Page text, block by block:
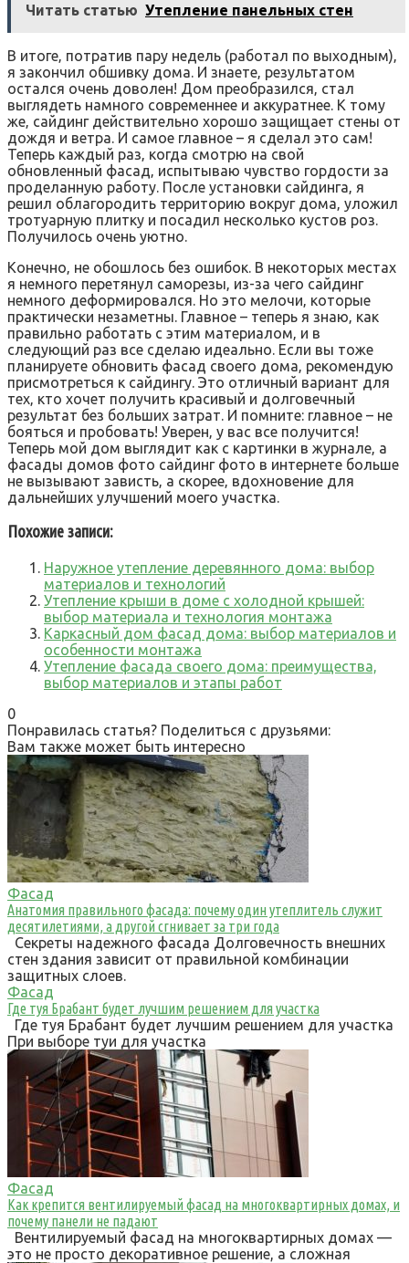
Читать статью Утепление панельных стен
В итоге‚ потратив пару недель (работал по выходным)‚
я закончил обшивку дома. И знаете‚ результатом
остался очень доволен! Дом преобразился‚ стал
выглядеть намного современнее и аккуратнее. К тому
же‚ сайдинг действительно хорошо защищает стены от
дождя и ветра. И самое главное – я сделал это сам!
Теперь каждый раз‚ когда смотрю на свой
обновленный фасад‚ испытываю чувство гордости за
проделанную работу. После установки сайдинга‚ я
решил облагородить территорию вокруг дома‚ уложил
тротуарную плитку и посадил несколько кустов роз.
Получилось очень уютно.
Конечно‚ не обошлось без ошибок. В некоторых местах
я немного перетянул саморезы‚ из-за чего сайдинг
немного деформировался. Но это мелочи‚ которые
практически незаметны. Главное – теперь я знаю‚ как
правильно работать с этим материалом‚ и в
следующий раз все сделаю идеально. Если вы тоже
планируете обновить фасад своего дома‚ рекомендую
присмотреться к сайдингу. Это отличный вариант для
тех‚ кто хочет получить красивый и долговечный
результат без больших затрат. И помните: главное – не
бояться и пробовать! Уверен‚ у вас все получится!
Теперь мой дом выглядит как с картинки в журнале‚ а
фасады домов фото сайдинг фото в интернете больше
не вызывают зависть‚ а скорее‚ вдохновение для
дальнейших улучшений моего участка.
Похожие записи:
Наружное утепление деревянного дома: выбор
материалов и технологий
Утепление крыши в доме с холодной крышей:
выбор материала и технология монтажа
Каркасный дом фасад дома: выбор материалов и
особенности монтажа
Утепление фасада своего дома: преимущества,
выбор материалов и этапы работ
0
Понравилась статья? Поделиться с друзьями:
Вам также может быть интересно
Фасад
Анатомия правильного фасада: почему один утеплитель служит
десятилетиями, а другой сгнивает за три года
Секреты надежного фасада Долговечность внешних
стен здания зависит от правильной комбинации
защитных слоев.
Фасад
Где туя Брабант будет лучшим решением для участка
Где туя Брабант будет лучшим решением для участка
При выборе туи для участка
Фасад
Как крепится вентилируемый фасад на многоквартирных домах, и
почему панели не падают
Вентилируемый фасад на многоквартирных домах —
это не просто декоративное решение, а сложная